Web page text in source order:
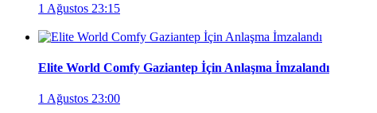
1 Ağustos 23:15
Elite World Comfy Gaziantep İçin Anlaşma İmzalandı
1 Ağustos 23:00